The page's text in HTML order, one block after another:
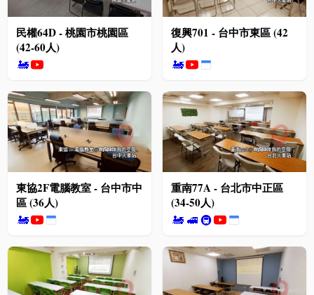
民權64D - 桃園市桃園區
(42-60人)
🚂
復興701 - 台中市東區 (42
人)
🚂
東協2F電腦教室 - 台中市中
區 (36人)
🚂
重南77A - 台北市中正區
(34-50人)
🚂 🚅🚇